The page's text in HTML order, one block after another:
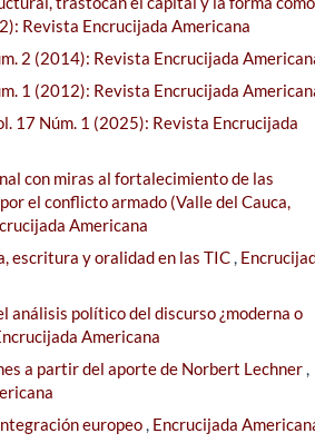
Revista Encrucijada Americana
2 (2014): Revista Encrucijada
1 (2012): Revista Encrucijada
17 Núm. 1 (2025): Revista Encrucijada
con miras al fortalecimiento de las
el conflicto armado (Valle del Cauca,
Americana
escritura y oralidad en las TIC,
análisis político del discurso ¿moderna o
Americana
a partir del aporte de Norbert Lechner,
europeo, Encrucijada